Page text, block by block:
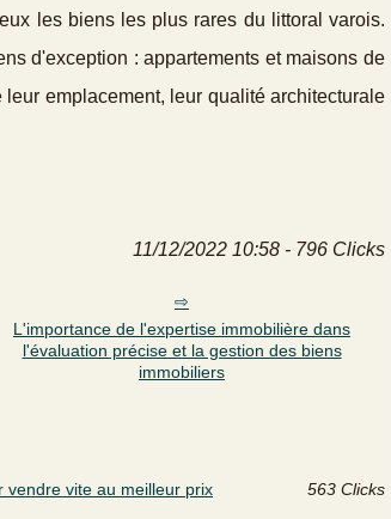
les biens les plus rares du littoral varois.
d'exception : appartements et maisons de
emplacement, leur qualité architecturale
11/12/2022 10:58 - 796 Clicks
L'importance de l'expertise immobilière dans
l'évaluation précise et la gestion des biens
immobiliers
vendre vite au meilleur prix 563 Clicks